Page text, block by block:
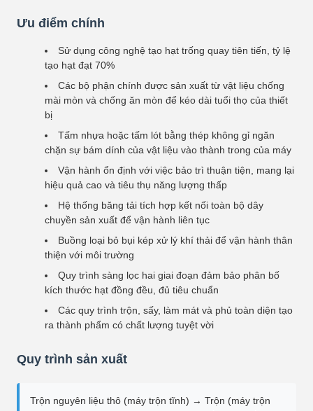
Ưu điểm chính
Sử dụng công nghệ tạo hạt trống quay tiên tiến, tỷ lệ
tạo hạt đạt 70%
Các bộ phận chính được sản xuất từ ​​vật liệu chống
mài mòn và chống ăn mòn để kéo dài tuổi thọ của thiết
bị
Tấm nhựa hoặc tấm lót bằng thép không gỉ ngăn
chặn sự bám dính của vật liệu vào thành trong của máy
Vận hành ổn định với việc bảo trì thuận tiện, mang lại
hiệu quả cao và tiêu thụ năng lượng thấp
Hệ thống băng tải tích hợp kết nối toàn bộ dây
chuyền sản xuất để vận hành liên tục
Buồng loại bỏ bụi kép xử lý khí thải để vận hành thân
thiện với môi trường
Quy trình sàng lọc hai giai đoạn đảm bảo phân bố
kích thước hạt đồng đều, đủ tiêu chuẩn
Các quy trình trộn, sấy, làm mát và phủ toàn diện tạo
ra thành phẩm có chất lượng tuyệt vời
Quy trình sản xuất
Trộn nguyên liệu thô (máy trộn tĩnh) → Trộn (máy trộn